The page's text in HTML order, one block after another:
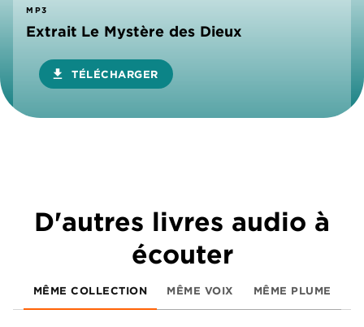
MP3
Extrait Le Mystère des Dieux
download TÉLÉCHARGER
D'autres livres audio à
écouter
MÊME COLLECTION MÊME VOIX MÊME PLUME